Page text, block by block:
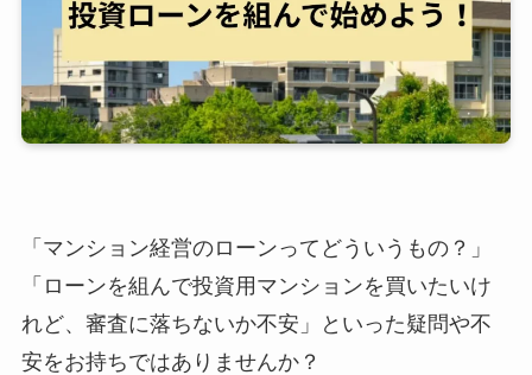
「マンション経営のローンってどういうもの？」
「ローンを組んで投資用マンションを買いたいけ
れど、審査に落ちないか不安」といった疑問や不
安をお持ちではありませんか？